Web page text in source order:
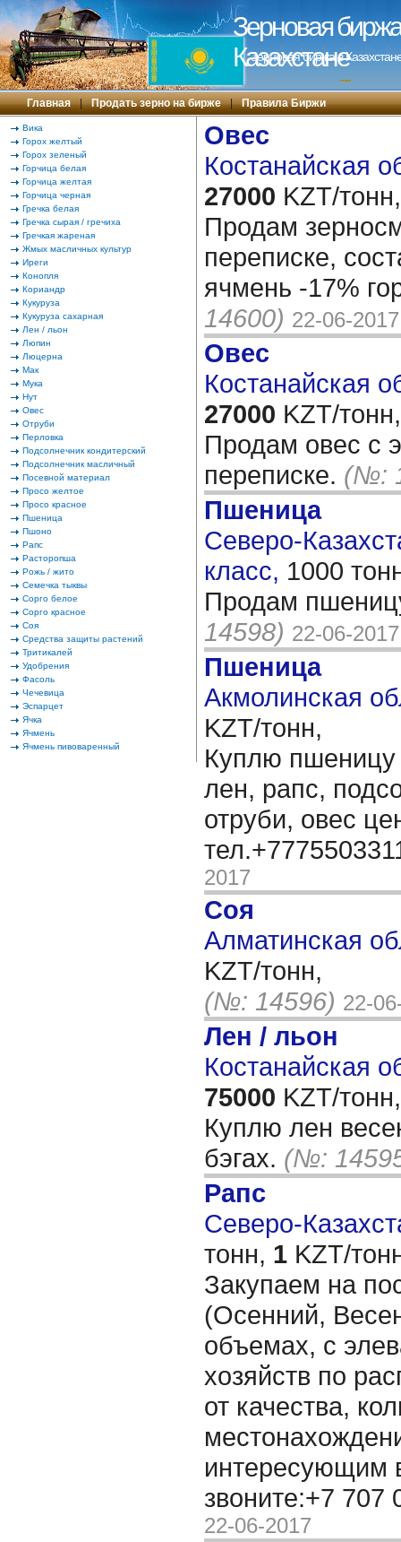
Зерновая
Казахстане
Зерновая биржа в
---
Главная | Продать зерно на бирже | Правила Биржи
Вика
Горох желтый
Горох зеленый
Горчица белая
Горчица желтая
Горчица черная
Гречка белая
Гречка сырая / гречиха
Гречкая жареная
Жмых масличных культур
Иреги
Конопля
Кориандр
Кукуруза
Кукуруза сахарная
Лен / льон
Люпин
Люцерна
Мак
Мука
Нут
Овес
Отруби
Перловка
Подсолнечник кондитерский
Подсолнечник масличный
Посевной материал
Просо желтое
Просо красное
Пшеница
Пшоно
Рапс
Расторопша
Рожь / жито
Семечка тыквы
Сорго белое
Сорго красное
Соя
Средства защиты растений
Тритикалей
Удобрения
Фасоль
Чечевица
Эспарцет
Ячка
Ячмень
Ячмень пивоваренный
Овес
Костанайская
27000 KZT/тонн,
Продам
переписке,
ячмень -17%
14600) 22-06-2017
Овес
Костанайская
27000 KZT/тонн,
Продам овес с
переписке. (№:
Пшеница
Северо-
класс, 1000
Продам
14598) 22-06-2017
Пшеница
Акмолинская
KZT/тонн,
Куплю пшеницу
лен, рапс,
отруби, овес
2017
Соя
Алматинская
KZT/тонн,
(№: 14596) 22-
Лен / льон
Костанайская
75000 KZT/тонн,
Куплю лен
бэгах. (№:
Рапс
Северо-
тонн, 1 KZT/
Закупаем на
(Осенний,
объемах, с
хозяйств по
от качества,
интересующим
звоните:+7 707
22-06-2017